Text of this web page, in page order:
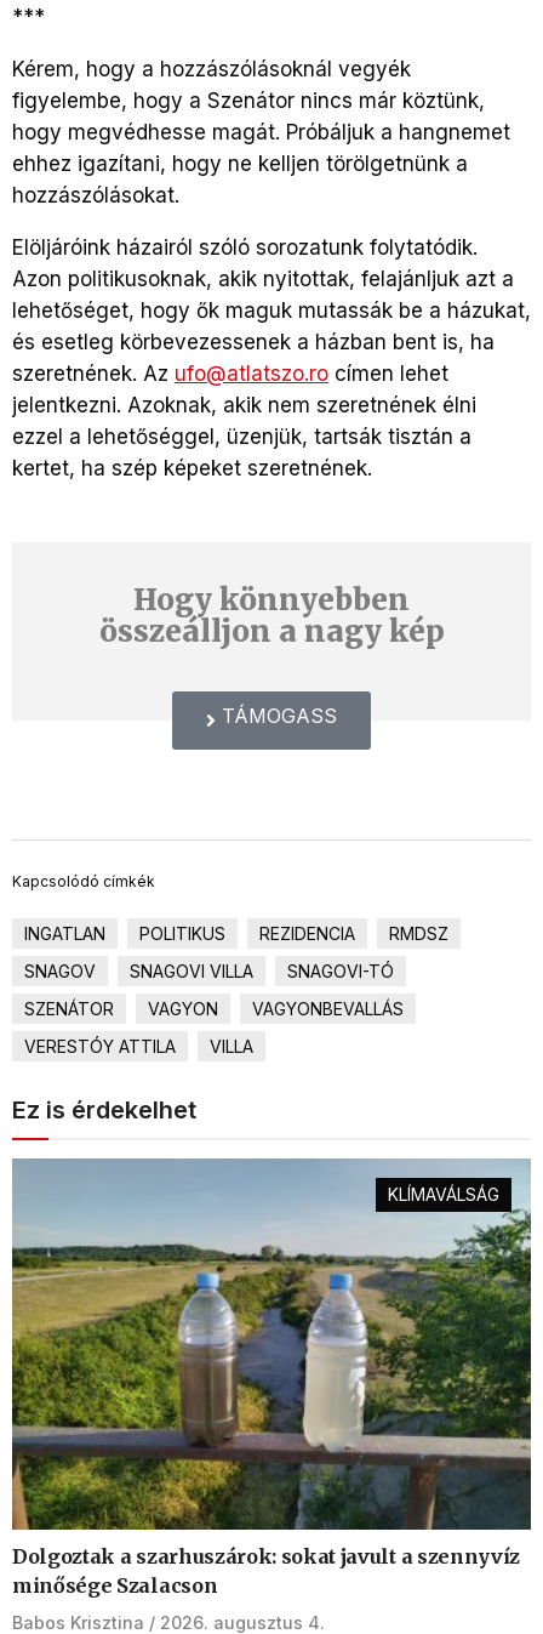
***
Kérem, hogy a hozzászólásoknál vegyék
figyelembe, hogy a Szenátor nincs már köztünk,
hogy megvédhesse magát. Próbáljuk a hangnemet
ehhez igazítani, hogy ne kelljen törölgetnünk a
hozzászólásokat.
Elöljáróink házairól szóló sorozatunk folytatódik.
Azon politikusoknak, akik nyitottak, felajánljuk azt a
lehetőséget, hogy ők maguk mutassák be a házukat,
és esetleg körbevezessenek a házban bent is, ha
szeretnének. Az ufo@atlatszo.ro címen lehet
jelentkezni. Azoknak, akik nem szeretnének élni
ezzel a lehetőséggel, üzenjük, tartsák tisztán a
kertet, ha szép képeket szeretnének.
Hogy könnyebben
összeálljon a nagy kép
TÁMOGASS
Kapcsolódó címkék
INGATLAN POLITIKUS REZIDENCIA
RMDSZ
SNAGOV
SNAGOVI VILLA
SNAGOVI-TÓ
SZENÁTOR
VAGYON
VAGYONBEVALLÁS
VERESTÓY ATTILA
VILLA
Ez is érdekelhet
KLÍMAVÁLSÁG
Dolgoztak a szarhuszárok: sokat javult a szennyvíz
minősége Szalacson
Babos Krisztina 2026. augusztus 4.